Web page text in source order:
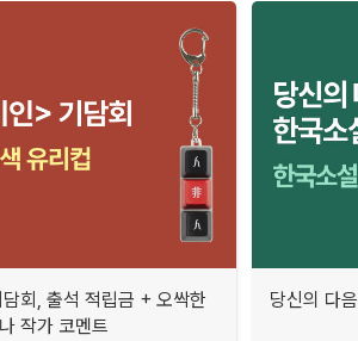
회, 출석 적립금 + 오싹한
작가 코멘트
당신의 다